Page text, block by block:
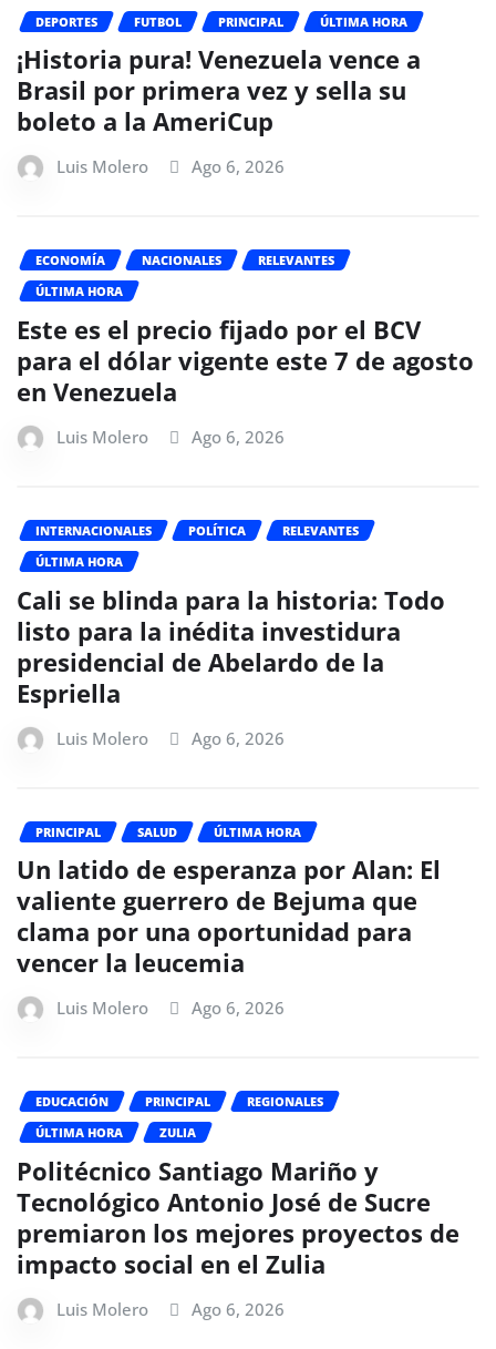
DEPORTES FUTBOL PRINCIPAL ÚLTIMA HORA
¡Historia pura! Venezuela vence a
Brasil por primera vez y sella su
boleto a la AmeriCup
Luis Molero Ago 6, 2026
ECONOMÍA NACIONALES
RELEVANTES
ÚLTIMA HORA
Este es el precio fijado por el BCV
para el dólar vigente este 7 de agosto
en Venezuela
Luis Molero Ago 6, 2026
INTERNACIONALES POLÍTICA
RELEVANTES
ÚLTIMA HORA
Cali se blinda para la historia: Todo
listo para la inédita investidura
presidencial de Abelardo de la
Espriella
Luis Molero Ago 6, 2026
PRINCIPAL SALUD ÚLTIMA HORA
Un latido de esperanza por Alan: El
valiente guerrero de Bejuma que
clama por una oportunidad para
vencer la leucemia
Luis Molero Ago 6, 2026
EDUCACIÓN PRINCIPAL
REGIONALES
ÚLTIMA HORA
ZULIA
Politécnico Santiago Mariño y
Tecnológico Antonio José de Sucre
premiaron los mejores proyectos de
impacto social en el Zulia
Luis Molero Ago 6, 2026